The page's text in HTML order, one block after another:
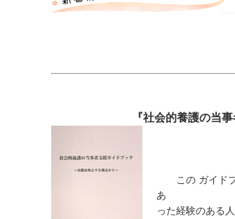
『社会的養護の当
この ガイドブ
あ る人た
った経験のある